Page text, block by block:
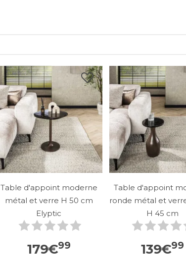
Table d'appoint moderne
métal et verre H 50 cm
Elyptic
179€99
Table d'appoint
ronde métal et
H 45 cm
139€99